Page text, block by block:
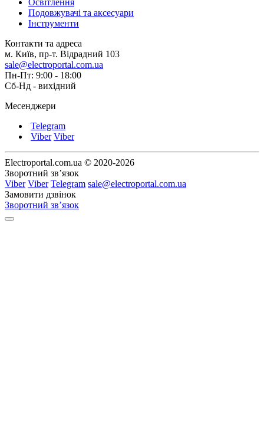
Подовжувачі та аксесуари
Інструменти
Контакти та адреса
м. Київ, пр-т. Відрадний 103
sale@electroportal.com.ua
Пн-Пт: 9:00 - 18:00
Сб-Нд - вихідний
Месенджери
Telegram
Viber Viber
Electroportal.com.ua © 2020-2026
Зворотний зв’язок
Viber Viber Telegram sale@electroportal.com.ua
Замовити дзвінок
Зворотний зв’язок